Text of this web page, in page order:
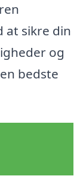
at sikre din
og
bedste